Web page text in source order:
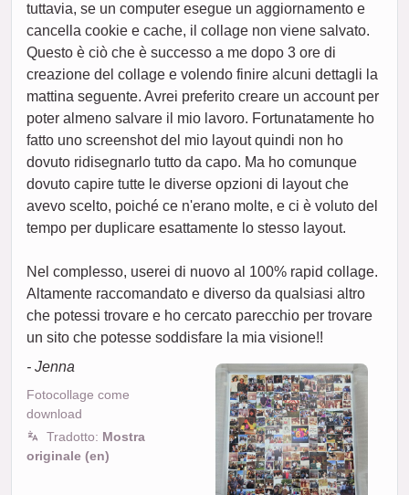
tuttavia, se un computer esegue un aggiornamento e
cancella cookie e cache, il collage non viene salvato.
Questo è ciò che è successo a me dopo 3 ore di
creazione del collage e volendo finire alcuni dettagli la
mattina seguente. Avrei preferito creare un account per
poter almeno salvare il mio lavoro. Fortunatamente ho
fatto uno screenshot del mio layout quindi non ho
dovuto ridisegnarlo tutto da capo. Ma ho comunque
dovuto capire tutte le diverse opzioni di layout che
avevo scelto, poiché ce n'erano molte, e ci è voluto del
tempo per duplicare esattamente lo stesso layout.
Nel complesso, userei di nuovo al 100% rapid collage.
Altamente raccomandato e diverso da qualsiasi altro
che potessi trovare e ho cercato parecchio per trovare
un sito che potesse soddisfare la mia visione!!
- Jenna
Fotocollage come
download
Tradotto: Mostra
originale (en)